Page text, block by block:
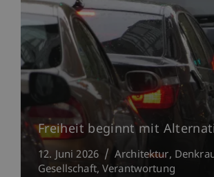
Freiheit beginnt mit
12. Juni 2026 Architektur
Gesellschaft Verantwortung